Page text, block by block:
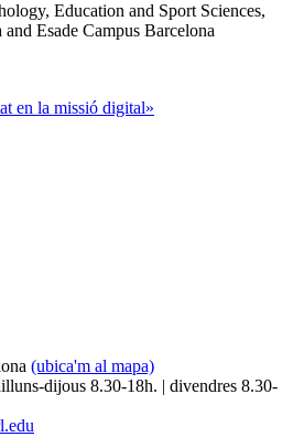
Education and Sport Sciences,
Esade Campus Barcelona
en la missió digital»
(ubica'm al mapa)
dijous 8.30-18h. | divendres 8.30-